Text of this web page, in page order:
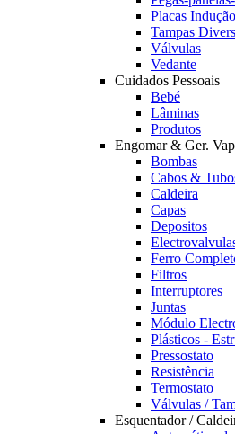
Placas Indução
Tampas
Válvulas
Vedante
Cuidados Pessoais
Bebé
Lâminas
Produtos
Engomar & Ger.
Bombas
Cabos &
Caldeira
Capas
Depositos
Ferro
Filtros
Interruptores
Juntas
Módulo
Plásticos -
Pressostato
Resistência
Termostato
Válvulas /
Esquentador /